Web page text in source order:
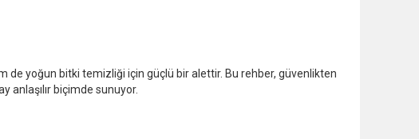
de yoğun bitki temizliği için güçlü bir alettir. Bu rehber, güvenlikten
anlaşılır biçimde sunuyor.